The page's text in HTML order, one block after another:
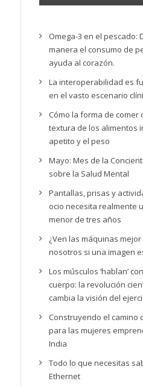
Omega-3 en el pescado:
manera el consumo de
ayuda al corazón.
La interoperabilidad es
en el vasto escenario
Cómo la forma de comer
textura de los alimentos
apetito y el peso
Mayo: Mes de la
sobre la Salud Mental
Pantallas, prisas y
ocio necesita realmente
menor de tres años
¿Ven las máquinas
nosotros si una imagen
Los músculos ‘hablan’
cuerpo: la revolución
cambia la visión del
Construyendo el camino
para las mujeres
India
Todo lo que necesitas
Ethernet